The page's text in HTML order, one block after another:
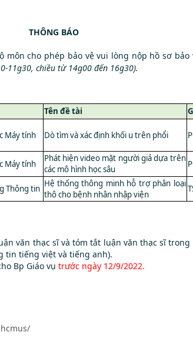
THÔNG BÁO
môn cho phép bảo vệ vui lòng nộp hồ sơ bảo
11g30, chiều từ 14g00 đến 16g30).
Tên đề tài
Máy tính Dò tìm và xác định khối u trên phổi
Máy tính
Phát hiện video mặt người giả dựa trên
các mô hình học sâu
Thông tin Hệ thống thông minh hỗ trợ phân loại
thô cho bệnh nhân nhập viện
văn thạc sĩ và tóm tắt luận văn thạc sĩ
tin tiếng việt và tiếng anh).
Bp Giáo vụ trước ngày 12/9/2022.